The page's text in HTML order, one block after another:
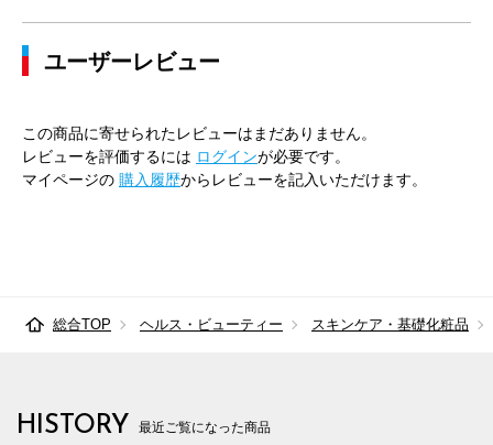
ユーザーレビュー
この商品に寄せられたレビューはまだありません。
レビューを評価するには ログインが必要です。
マイページの 購入履歴からレビューを記入いただけます。
総合TOP ヘルス・ビューティー スキンケア・基礎化粧品
HISTORY 最近ご覧になった商品